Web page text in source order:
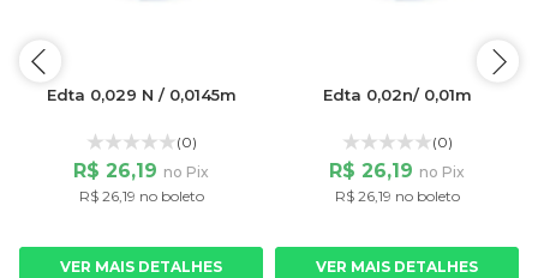
Edta 0,029 N / 0,0145m
(0)
R$ 26,19 no Pix
R$ 26,19 no boleto
VER MAIS DETALHES
Edta 0,02n/ 0,01m
(0)
R$ 26,19 no Pix
R$ 26,19 no boleto
VER MAIS DETALHES